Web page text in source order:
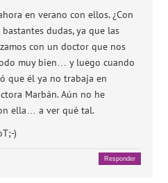
en verano con ellos. ¿Con
dudas, ya que las
con un doctor que nos
muy bien… y luego cuando
que él ya no trabaja en
Marbán. Aún no he
ella… a ver qué tal.
)
Responder